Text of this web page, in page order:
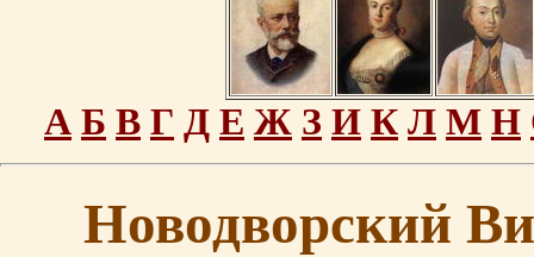
А Б В Г Д Е Ж З И К Л М Н
Новодворский